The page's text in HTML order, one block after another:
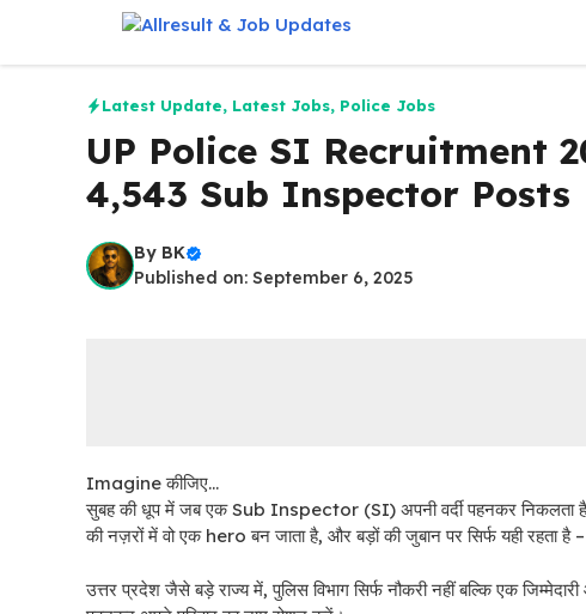
content
Latest Update, Latest Jobs, Police Jobs
UP Police SI Recruitment
4,543 Sub Inspector Posts
By BK
Published on: September 6, 2025
Imagine कीजिए…
सुबह की धूप में जब एक Sub Inspector (SI) अपनी वर्दी पहनकर निकलता
की नज़रों में वो एक hero बन जाता है, और बड़ों की जुबान पर सिर्फ यही
उत्तर प्रदेश जैसे बड़े राज्य में, पुलिस विभाग सिर्फ नौकरी नहीं बल्कि एक